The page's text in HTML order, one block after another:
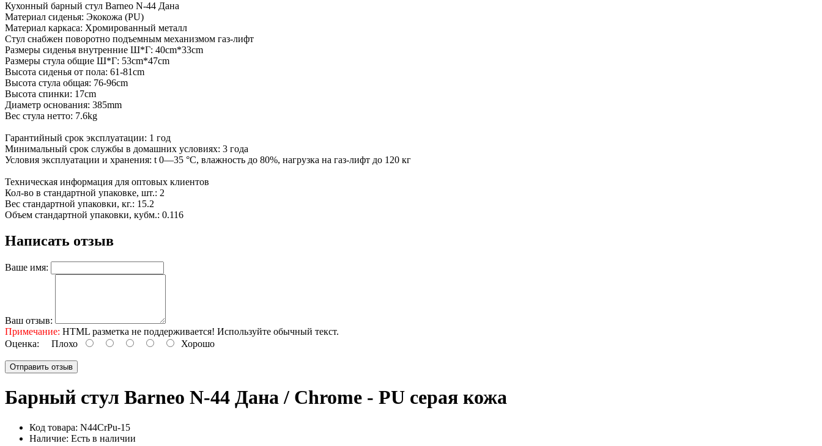
Кухонный барный стул Barneo N-44 Дана
Материал сиденья: Экокожа (PU)
Материал каркаса: Хромированный металл
Стул снабжен поворотно подъемным механизмом газ-лифт
Размеры сиденья внутренние Ш*Г: 40cm*33cm
Размеры стула общие Ш*Г: 53cm*47cm
Высота сиденья от пола: 61-81cm
Высота стула общая: 76-96cm
Высота спинки: 17cm
Диаметр основания: 385mm
Вес стула нетто: 7.6kg
Гарантийный срок эксплуатации: 1 год
Минимальный срок службы в домашних условиях: 3 года
Условия эксплуатации и хранения: t 0—35 °С, влажность до 80%, нагрузка на газ-лифт до 120 кг
Техническая информация для оптовых клиентов
Кол-во в стандартной упаковке, шт.: 2
Вес стандартной упаковки, кг.: 15.2
Объем стандартной упаковки, кубм.: 0.116
Написать отзыв
Ваше имя:
Ваш отзыв:
Примечание: HTML разметка не поддерживается! Используйте обычный текст.
Оценка: Плохо Хорошо
Отправить отзыв
Барный стул Barneo N-44 Дана / Chrome - PU серая кожа
Код товара: N44CrPu-15
Наличие: Есть в наличии